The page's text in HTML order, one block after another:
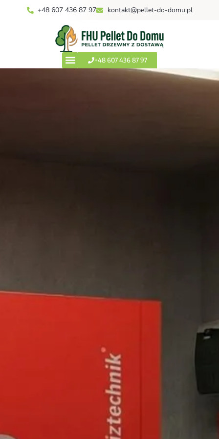
+48 607 436 87 97 kontakt@pellet-do-domu.pl
+48 607 436 87 97